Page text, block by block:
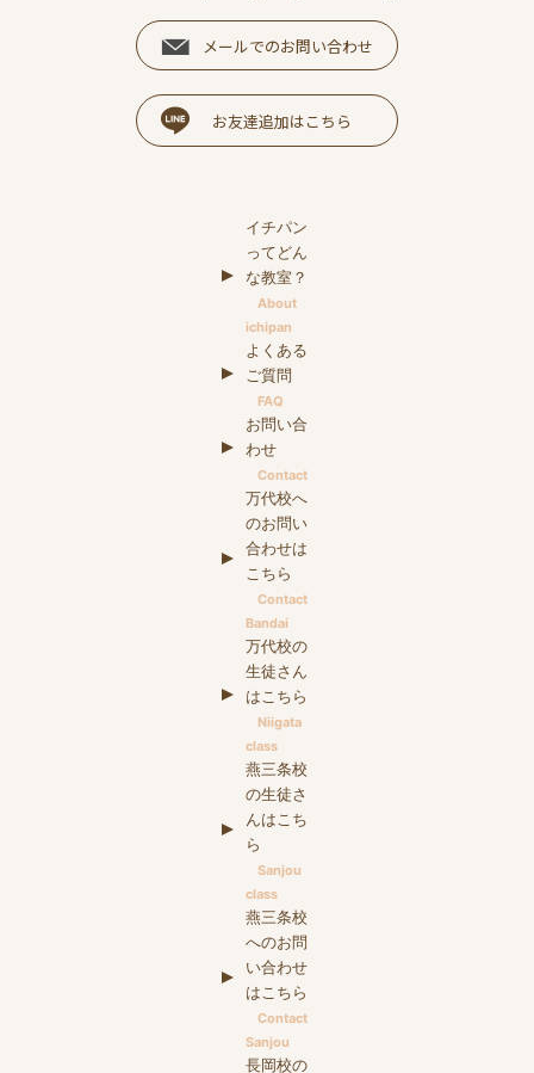
メールでのお問い合わせ
お友達追加はこちら
イチパン
ってどん
な教室？
About
ichipan
よくある
ご質問
FAQ
お問い合
わせ
Contact
万代校へ
のお問い
合わせは
こちら
Contact
Bandai
万代校の
生徒さん
はこちら
Niigata
class
燕三条校
の生徒さ
んはこち
ら
Sanjou
class
燕三条校
へのお問
い合わせ
はこちら
Contact
Sanjou
長岡校の